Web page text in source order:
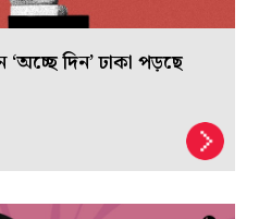
দিন’ ঢাকা পড়ছে